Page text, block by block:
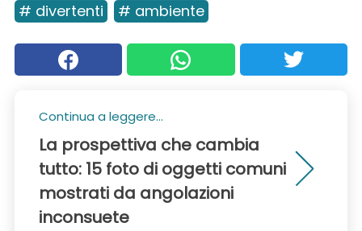
# divertenti # ambiente
Continua a leggere...
La prospettiva che cambia
tutto: 15 foto di oggetti comuni
mostrati da angolazioni
inconsuete